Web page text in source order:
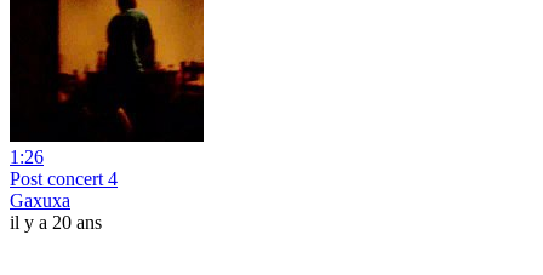
1:26
Post concert 4
Gaxuxa
il y a 20 ans